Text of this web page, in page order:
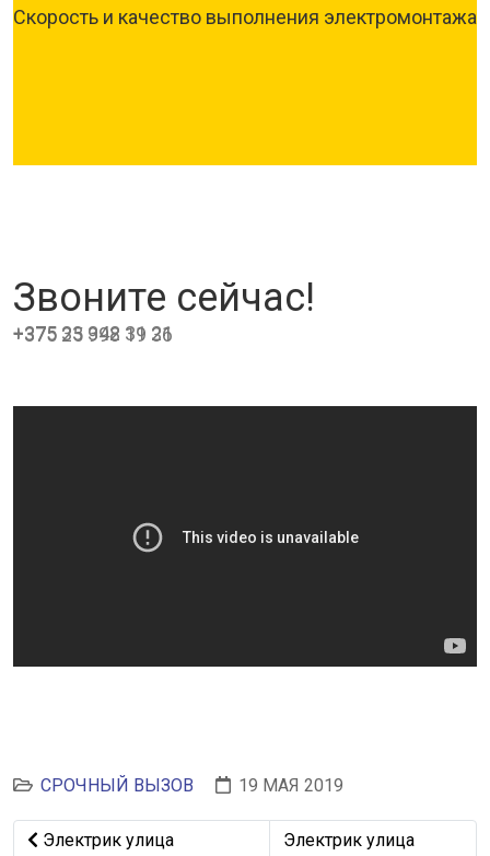
Скорость и качество выполнения электромонтажа
Звоните сейчас!
+375 33 342 31 21
+375 25 998 19 36
СРОЧНЫЙ ВЫЗОВ 19 МАЯ 2019
Предыдущий: Электрик улица Комсомольская Минск
Электрик улица Следующий: Электрик
Электрик улица